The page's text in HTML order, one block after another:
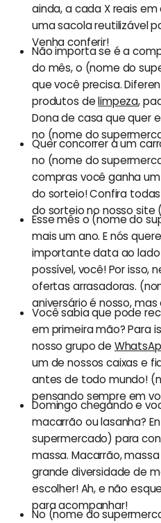
ainda, a cada X reais
uma sacola reutilizável
Venha conferir!
Não importa se é a
do mês, o (nome do
que você precisa.
produtos delimpeza,
Dona de casa que quer
no (nome do
Quer concorrer a um
no (nome do
compras você ganha um
do sorteio! Confira
do sorteio no nosso site
Esse mês o (nome do
mais um ano. E nós
importante data ao
possível, você! Por isso,
ofertas arrasadoras.
aniversário é nosso,
Você sabia que pode
em primeira mão? Para
nosso grupo de
um de nossos caixas e
antes de todo mundo!
pensando sempre em
Domingo chegando e
macarrão ou lasanha?
supermercado) para
massa. Macarrão,
grande diversidade de
escolher! Ah, e não
para acompanhar!
No (nome do